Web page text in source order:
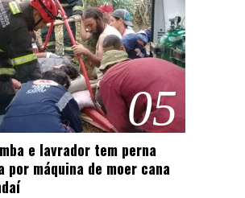
05
e lavrador tem perna
por máquina de moer cana